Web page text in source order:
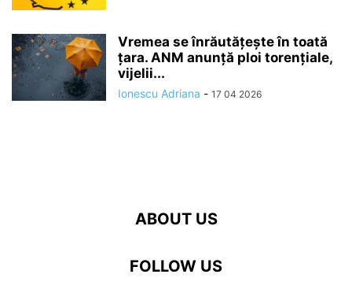
Vremea se înrăutăţeşte în toată
ţara. ANM anunță ploi torențiale,
vijelii...
Ionescu Adriana - 17 04 2026
ABOUT US
FOLLOW US